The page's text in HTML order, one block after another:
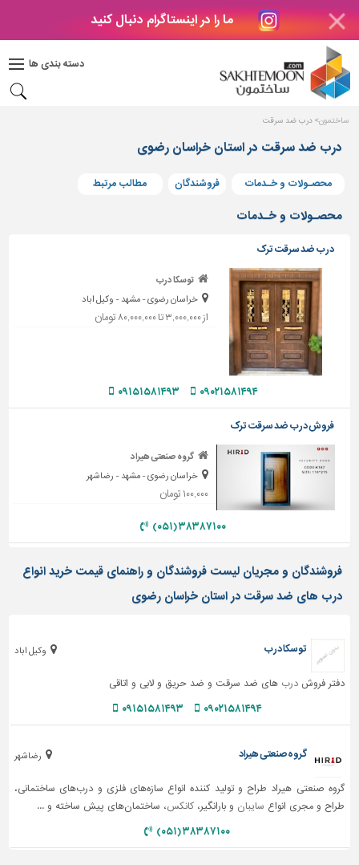
ما را در اینستاگرام دنبال کنید
دسته بندی ها
دکوراسیون
بتن
های
بتنی
و
پنجره
ساختمانی
پله،
نرده
و
حفاظ
دیوارپوش،
بهداشتی
ابزار،یراق
و
آلات
برقی،روشنایی،ایمنی
محوطه
نما
ساخت
تاسیسات
ساختمان
شهرسازی،
ترافیک
ساختمون درب ضد سرقت
درب ضد سرقت در استان خراسان رضوی
محصـولات و خـدمات فروشندگان مطالب مرتبط
محصـولات و خـدمات
درب ضد سرقت ترک
توسکا درب
خراسان رضوی - مشهد - وکیل اباد
از ۳,۰۰۰,۰۰۰ تا ۸۰,۰۰۰,۰۰۰ تومان
۰۹۰۲۱۵۸۱۴۹۴ ۰۹۱۵۱۵۸۱۴۹۳
فروش درب ضد سرقت ترک
گروه صنعتی هیراد
خراسان رضوی - مشهد - رضاشهر
۱۰۰,۰۰۰ تومان
۳۸۳۸۷۱۰۰ (۰۵۱)
فروشندگان و مجریان لیست فروشندگان و راهنمای قیمت خرید انواع
درب های ضد سرقت در استان خراسان رضوی
وکیل اباد توسکا درب
دفتر فروشدرب های ضد سرقت و ضد حریق و لابی و اتاقی
۰۹۰۲۱۵۸۱۴۹۴ ۰۹۱۵۱۵۸۱۴۹۳
رضاشهر گروه صنعتی هیراد
گروه صنعتی هیراد طراح و تولید کننده انواع سازه‌های فلزی و درب‌های ساختمانی،
طراح و مجری انواع سایبان و بارانگیر،کانکس، ساختمان‌های پیش ساخته و ...
۳۸۳۸۷۱۰۰ (۰۵۱)